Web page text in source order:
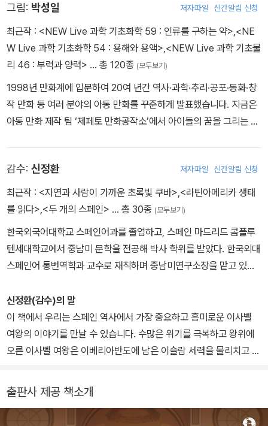
어 감동이 있습니다. 사람들이 원하는 메시지, 대중들에게 꼭 필요한
지식을 한국사와 접목하여 남녀노소 누구나 이해하기 쉽게 전달합니
다. ‘한국사는 지루하고 딱딱하다’는 선입견을 깨고, 함께 배우고 이야
기할 수 있는 새로운 콘텐츠로 인식됩니다. 20년 이상을 수험생들을
사 읽어주는 남자’로 한국사 대중화에 앞장섰습니다. EBSi, 메가스터
디, 비타에듀, 이투스, 온라인 교원연수원(티처빌) 역사 강사로 활동
했고, 현재는 ㈜단꿈아이 대표이사를 역임중입니다. 2018년 대한민
국 브랜드만족도 1위 역사교육 부문 수상, 2017년 ‘세상을 밝게 만드
는 사람들’ 문화 분야 수상, 2017년 대한민국 퍼스트브랜드대상 특별
상, 2016년 대한민국 교육산업대상 역사교육부문 수상, 2014년 대
한민국 창조신지식인대상 역사교육부문을 수상했습니다. 저서로는
『그리스 로마 신화 대모험-신들의 사생활』, 『설민석의 책 읽어드립니
다』, 『설민석의 삼국지』, 『설민석의 한국사는 살아있다』, 『한국을 빛
낸 100명의 위인들』, 『설민석의 조선왕조실록』, 『설민석의 첫출발
리즈, 『설민석의 세계사 대모험』 시리즈, 『설민석의 삼국지 대모험』
시리즈, 『설민석의 그리스 로마 신화 대모험』 시리즈 등이 있습니다.
그림: 박성일 저자파일 신간알림 신청
최근작 : <NEW Live 과학 기초화학 59 : 인류를 구하는 약>,<NE
W Live 과학 기초화학 54 : 용해와 용액>,<NEW Live 과학 기초물
리 46 : 부력과 양력> … 총 120종 (모두보기)
1998년 만화계에 입문하여 20여 년간 역사·과학·추리·공포·동화·창
작 만화 등 여러 분야의 아동 만화를 꾸준하게 발표했습니다. 지금은
아동 만화 제작 팀 ‘제페토 만화공작소’에서 아이들의 꿈을 그리는 작
문 요괴대모험』, 『100장면』 시리즈 등이 있습니다.
감수: 신정환 저자파일 신간알림 신청
최근작 : <자연과 사람이 가까운 초록빛 쿠바>,<라틴아메리카 생태
를 읽다>,<두 개의 스페인> … 총 30종 (모두보기)
한국외국어대학교 스페인어과를 졸업하고, 스페인 마드리드 콤플루
텐세대학교에서 중남미 문학을 전공해 박사 학위를 받았다. 한국외대
스페인어 통번역학과 교수로 재직하며 중남미연구소장을 맡고 있다.
다. 한국스페인어문학회, 한국바로크학회, 한국비교 문학회 등의 회
장을 지냈다. 『두 개의 스페인』, 『라틴아메리카 역사 산책』, 『라틴아
메리카 생태를 읽다』, 『역사를 살았던 쿠바』(이상 공저) 등의 저서와
『황금시대』, 『돈키호테 성찰』, 『7개의 목소리』, 『달콤한 고통: 알폰시
신정환(감수)의 말
이 책에서 우리는 스페인 역사에서 가장 중요하고 흥미로운 이사벨
여왕의 이야기를 만날 수 있습니다. 수많은 위기를 극복하고 왕위에
오른 이사벨 여왕은 이베리아반도에 남은 이슬람 세력을 물리치고 스
리카 대륙에 도착하면서 대서양과 태평양의 뱃길이 열리고 근대가 시
작되지요. 이사벨 여왕은 실로 세계 역사를 바꾼 위대한 인물이었습
니다. 어린이 여러분도 이사벨 여왕처럼 오대양 육대주를 누비는 큰
출판사 제공 책소개